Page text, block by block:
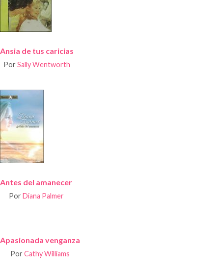
Ansia de tus caricias
Por Sally Wentworth
Antes del amanecer
Por Diana Palmer
Apasionada venganza
Por Cathy Williams